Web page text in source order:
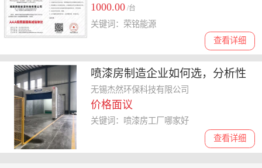
1000.00 /台
查看详细
关键词：荣铭能源
喷漆房制造企业如何选，分析性
价比高和口碑好的厂家
无锡杰然环保科技有限公司
价格面议
查看详细
关键词：喷漆房工厂哪家好